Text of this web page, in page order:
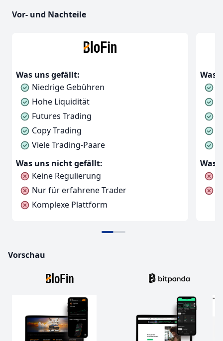
Vor- und Nachteile
Was uns gefällt:
Niedrige Gebühren
Hohe Liquidität
Futures Trading
Copy Trading
Viele Trading-Paare
Was uns nicht gefällt:
Keine Regulierung
Nur für erfahrene Trader
Komplexe Plattform
Was
Was
Vorschau